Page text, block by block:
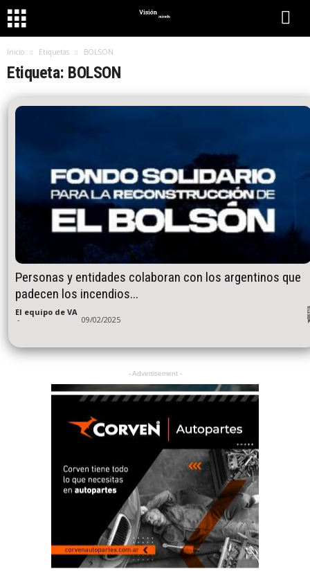
Inicio Etiquetas BOLSON
Etiqueta: BOLSON
Personas y entidades colaboran con los argentinos que
padecen los incendios...
El equipo de VA
- 09/02/2025
- Advertisement -